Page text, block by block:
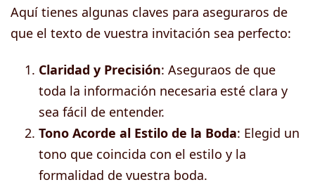
Aquí tienes algunas claves para aseguraros de
que el texto de vuestra invitación sea perfecto:
Claridad y Precisión: Aseguraos de que
toda la información necesaria esté clara y
sea fácil de entender.
Tono Acorde al Estilo de la Boda: Elegid un
tono que coincida con el estilo y la
formalidad de vuestra boda.